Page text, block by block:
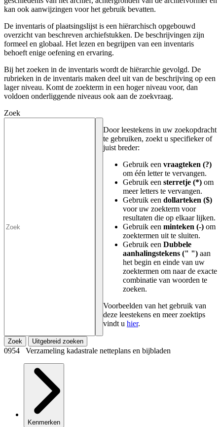
kan ook aanwijzingen voor het gebruik bevatten.
De inventaris of plaatsingslijst is een hiërarchisch opgebouwd
overzicht van beschreven archiefstukken. De beschrijvingen zijn
formeel en globaal. Het lezen en begrijpen van een inventaris
behoeft enige oefening en ervaring.
Bij het zoeken in de inventaris wordt de hiërarchie gevolgd. De
rubrieken in de inventaris maken deel uit van de beschrijving op een
lager niveau. Komt de zoekterm in een hoger niveau voor, dan
voldoen onderliggende niveaus ook aan de zoekvraag.
Zoek
Door leestekens in uw zoekopdracht
te gebruiken, zoekt u specifieker of
juist breder:
Gebruik een vraagteken (?)
om één letter te vervangen.
Gebruik een sterretje (*) om
meer letters te vervangen.
Gebruik een dollarteken ($)
voor uw zoekterm voor
resultaten die op elkaar lijken.
Gebruik een minteken (-) om
zoektermen uit te sluiten.
Gebruik een Dubbele
aanhalingstekens (" ") aan
het begin en einde van uw
zoektermen om naar de exacte
combinatie van woorden te
zoeken.
Voorbeelden van het gebruik van
deze leestekens en meer zoektips
vindt u hier.
Zoek Uitgebreid zoeken
0954 Verzameling kadastrale netteplans en bijbladen
Kenmerken